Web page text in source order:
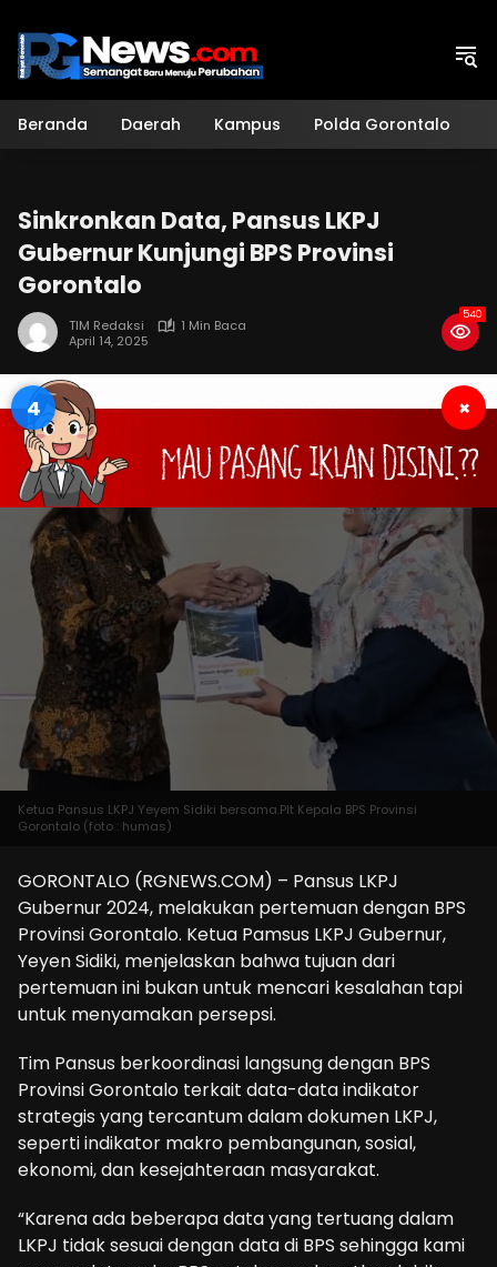
konten
Beranda Daerah Kampus Polda Gorontalo
Sinkronkan Data, Pansus LKPJ
Gubernur Kunjungi BPS Provinsi
Gorontalo
TIM Redaksi
1 Min Baca
April 14, 2025
540
3 ×
Ketua Pansus LKPJ Yeyem Sidiki bersama.Plt Kepala BPS Provinsi
Gorontalo (foto : humas)
GORONTALO (RGNEWS.COM) – Pansus LKPJ
Gubernur 2024, melakukan pertemuan dengan BPS
Provinsi Gorontalo. Ketua Pamsus LKPJ Gubernur,
Yeyen Sidiki, menjelaskan bahwa tujuan dari
pertemuan ini bukan untuk mencari kesalahan tapi
untuk menyamakan persepsi.
Tim Pansus berkoordinasi langsung dengan BPS
Provinsi Gorontalo terkait data-data indikator
strategis yang tercantum dalam dokumen LKPJ,
seperti indikator makro pembangunan, sosial,
ekonomi, dan kesejahteraan masyarakat.
“Karena ada beberapa data yang tertuang dalam
LKPJ tidak sesuai dengan data di BPS sehingga kami